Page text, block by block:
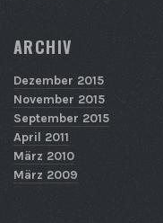
ARCHIV
Dezember 2015
November 2015
September 2015
April 2011
März 2010
März 2009